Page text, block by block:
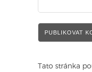
Tato stránka